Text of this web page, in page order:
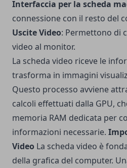
Interfaccia per la scheda
connessione con il resto del
Uscite Video: Permettono di
video al monitor.
La scheda video riceve le
trasforma in immagini
Questo processo avviene
calcoli effettuati dalla GPU,
memoria RAM dedicata per
informazioni necessarie.
Video La scheda video è
della grafica del computer.